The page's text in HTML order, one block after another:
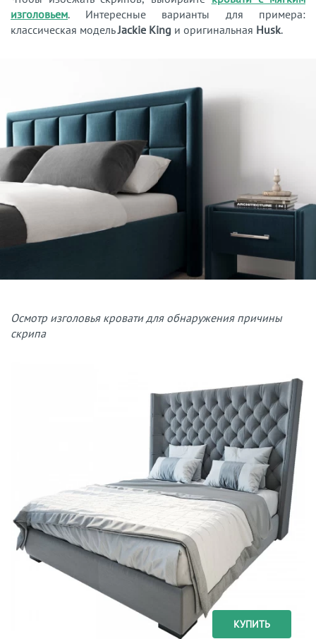
изголовьем. Интересные варианты для примера:
классическая модельJackie King и оригинальная Husk.
Осмотр изголовья кровати для обнаружения причины
скрипа
КУПИТЬ